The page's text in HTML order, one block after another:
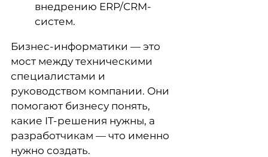
внедрению ERP/CRM-
систем.
Бизнес-информатики — это
мост между техническими
специалистами и
руководством компании. Они
помогают бизнесу понять,
какие IT-решения нужны, а
разработчикам — что именно
нужно создать.